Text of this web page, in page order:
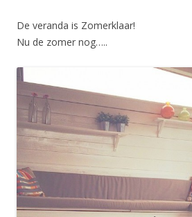
De veranda is Zomerklaar!
Nu de zomer nog…..